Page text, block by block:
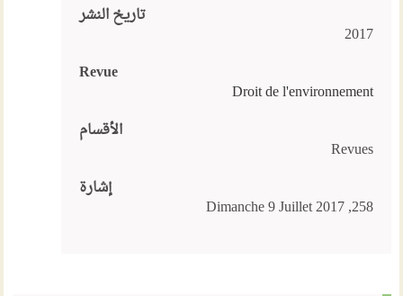
تاريخ النشر
2017
Revue
Droit de l'environnement
الأقسام
Revues
إشارة
258, Dimanche 9 Juillet 2017